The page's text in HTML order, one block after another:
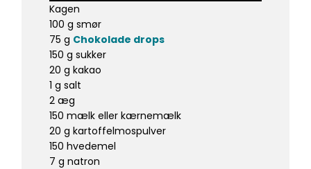
Kagen
100 g smør
75 g Chokolade drops
150 g sukker
20 g kakao
1 g salt
2 æg
150 mælk eller kærnemælk
20 g kartoffelmospulver
150 hvedemel
7 g natron